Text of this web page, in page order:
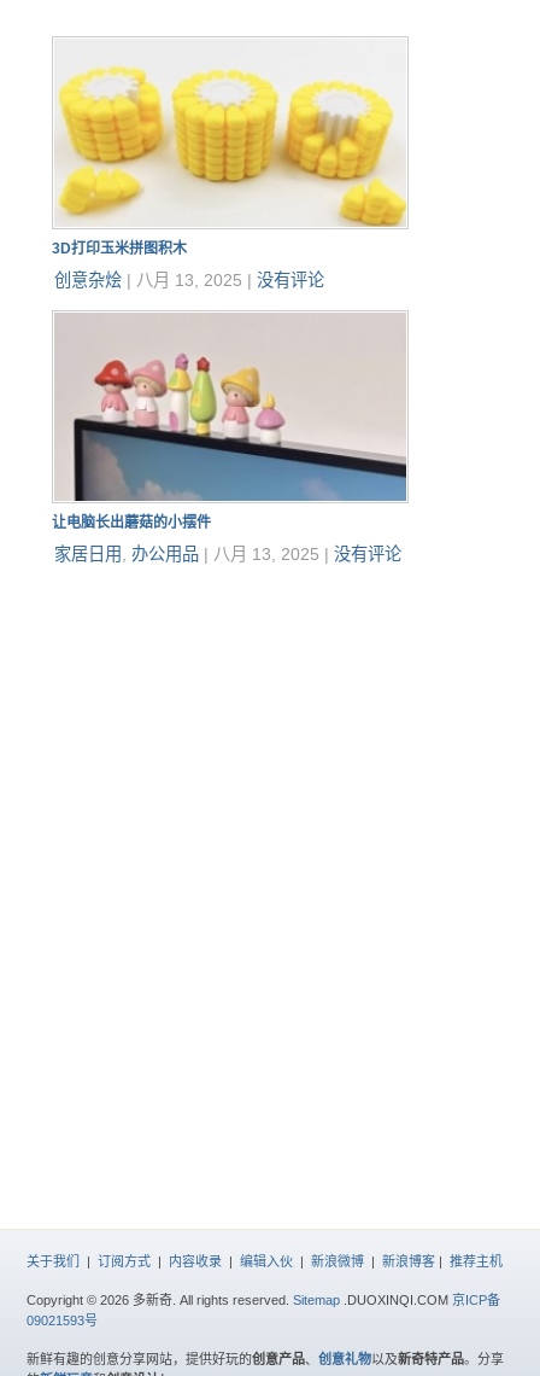
3D打印玉米拼图积木
创意杂烩| 八月 13, 2025 | 没有评论
让电脑长出蘑菇的小摆件
家居日用, 办公用品| 八月 13, 2025 | 没有评论
关于我们 |订阅方式 内容收录 |编辑入伙 |新浪微博 |新浪博客 |推荐主机
Copyright © 2026 多新奇. All rights reserved.Sitemap .DUOXINQI.COM 京ICP备
09021593号
新鲜有趣的创意分享网站，提供好玩的创意产品、创意礼物以及新奇特产品。分享